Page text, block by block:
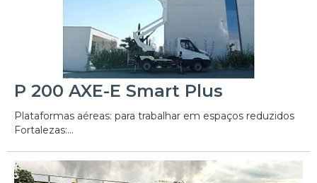
P 200 AXE-E Smart Plus
Plataformas aéreas: para trabalhar em espaços reduzidos
Fortalezas:...